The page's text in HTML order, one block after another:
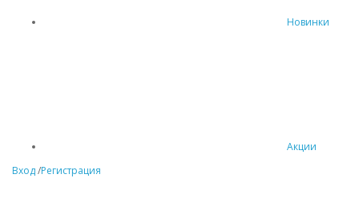
Новинки
Акции
Вход/Регистрация